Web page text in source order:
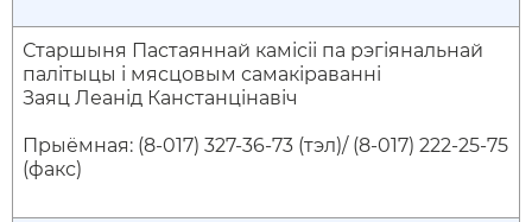
Старшыня Пастаяннай камісіі па рэгіянальнай
палітыцы і мясцовым самакіраванні
Заяц Леанід Канстанцінавіч
Прыёмная: (8-017) 327-36-73 (тэл)/ (8-017) 222-25-75
(факс)